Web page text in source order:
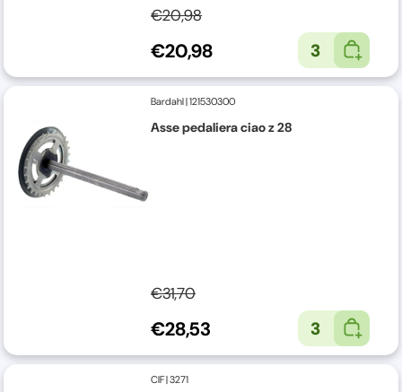
€20,98
€20,98 3
Bardahl|121530300
Asse pedaliera ciao z 28
€31,70
€28,53 3
CIF|3271